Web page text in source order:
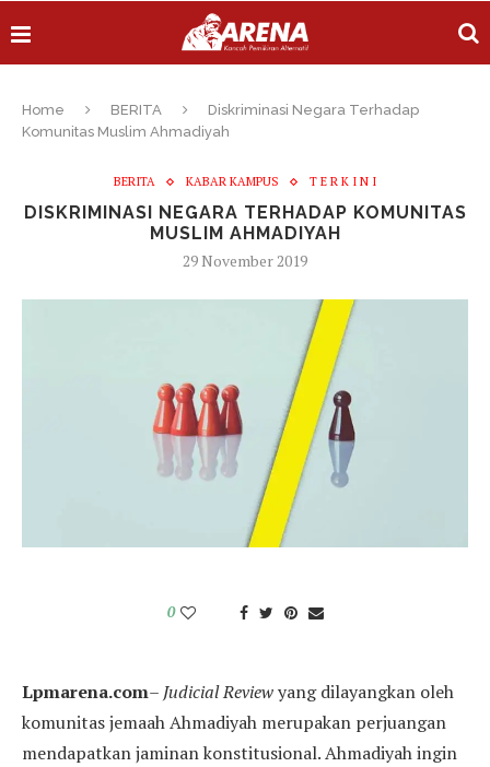
Home BERITA
Diskriminasi Negara Terhadap
Komunitas Muslim Ahmadiyah
BERITA KABAR KAMPUS T E R K I N I
DISKRIMINASI NEGARA TERHADAP KOMUNITAS
MUSLIM AHMADIYAH
29 November 2019
0
Lpmarena.com– Judicial Reviewyang dilayangkan oleh
komunitas jemaah Ahmadiyah merupakan perjuangan
mendapatkan jaminan konstitusional. Ahmadiyah ingin